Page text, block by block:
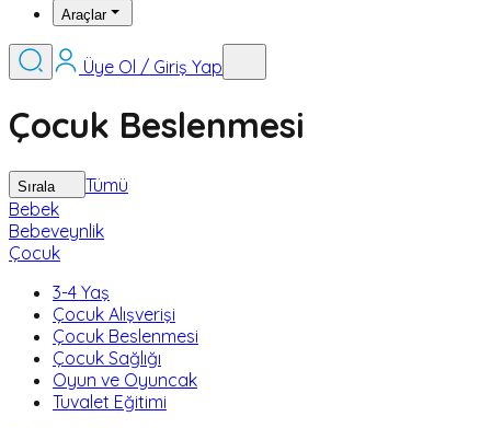
Araçlar
Üye Ol / Giriş Yap
Çocuk Beslenmesi
Sırala
Tümü
Bebek
Bebeveynlik
Çocuk
3-4 Yaş
Çocuk Alışverişi
Çocuk Beslenmesi
Çocuk Sağlığı
Oyun ve Oyuncak
Tuvalet Eğitimi